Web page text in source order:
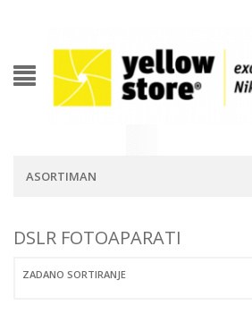
ASORTIMAN
DSLR FOTOAPARATI
ZADANO SORTIRANJE